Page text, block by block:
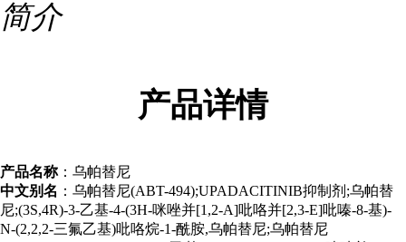
简介
产品详情
产品名称：乌帕替尼
中文别名 ：乌帕替尼(ABT-494);UPADACITINIB抑制剂;乌帕替
尼;(3S,4R)-3-乙基-4-(3H-咪唑并[1,2-A]吡咯并[2,3-E]吡嗪-8-基)-
N-(2,2,2-三氟乙基)吡咯烷-1-酰胺,乌帕替尼;乌帕替尼